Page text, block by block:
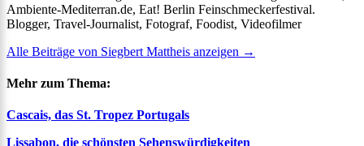
Ambiente-Mediterran.de, Eat! Berlin Feinschmeckerfestival.
Blogger, Travel-Journalist, Fotograf, Foodist, Videofilmer
Alle Beiträge von Siegbert Mattheis anzeigen →
Mehr zum Thema:
Cascais, das St. Tropez Portugals
Lissabon, die schönsten Sehenswürdigkeiten